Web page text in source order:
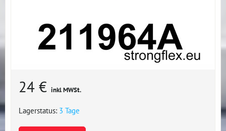
24 € inkl MWSt.
Lagerstatus: 3 Tage